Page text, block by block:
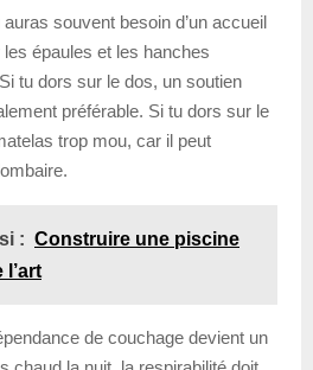
souvent besoin d’un accueil
épaules et les hanches
tu dors sur le dos, un soutien
préférable. Si tu dors sur le
trop mou, car il peut
: Construire une piscine
de couchage devient un